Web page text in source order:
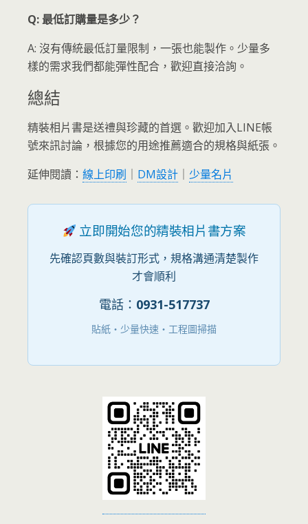
Q: 最低訂購量是多少？
A: 沒有傳統最低訂量限制，一張也能製作。少量多
樣的需求我們都能彈性配合，歡迎直接洽詢。
總結
精裝相片書是送禮與珍藏的首選。歡迎加入LINE帳
號來訊討論，根據您的用途推薦適合的規格與紙張。
延伸閱讀： 線上印刷 DM設計 少量名片
立即開始您的精裝相片書方案
先確認頁數與裝訂形式，規格溝通清楚製作
才會順利
電話： 0931-517737
貼紙・少量快速・工程圖掃描